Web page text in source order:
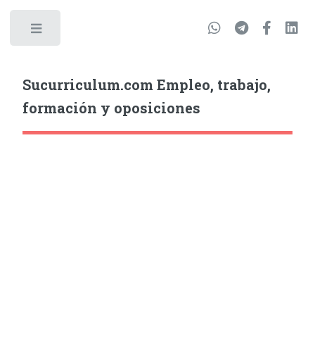
Sucurriculum.com Empleo, trabajo,
formación y oposiciones